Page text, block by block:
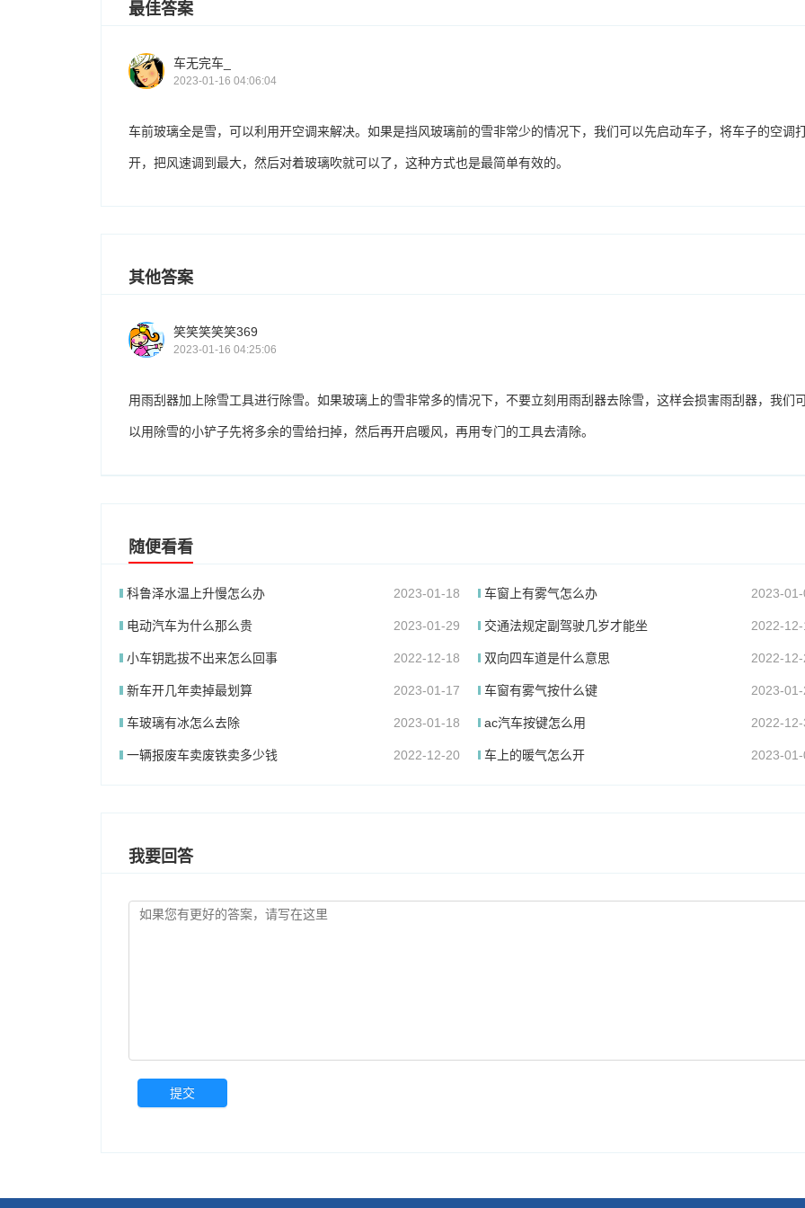
最佳答案
车无完车_
2023-01-16 04:06:04
车前玻璃全是雪，可以利用开空调来解决。如果是挡风玻璃前的雪非常少的情况下，我们可以先启动车子，将车子的空调
开，把风速调到最大，然后对着玻璃吹就可以了，这种方式也是最简单有效的。
其他答案
笑笑笑笑笑369
2023-01-16 04:25:06
用雨刮器加上除雪工具进行除雪。如果玻璃上的雪非常多的情况下，不要立刻用雨刮器去除雪，这样会损害雨刮器，我们
以用除雪的小铲子先将多余的雪给扫掉，然后再开启暖风，再用专门的工具去清除。
随便看看
科鲁泽水温上升慢怎么办 2023-01-18 车窗上有雾气怎么办 2023-01-
电动汽车为什么那么贵 2023-01-29 交通法规定副驾驶几岁才能坐 2022-12-
小车钥匙拔不出来怎么回事 2022-12-18 双向四车道是什么意思 2022-12-
新车开几年卖掉最划算 2023-01-17 车窗有雾气按什么键 2023-01-
车玻璃有冰怎么去除 2023-01-18 ac汽车按键怎么用 2022-12-
一辆报废车卖废铁卖多少钱 2022-12-20 车上的暖气怎么开 2023-
我要回答
提交